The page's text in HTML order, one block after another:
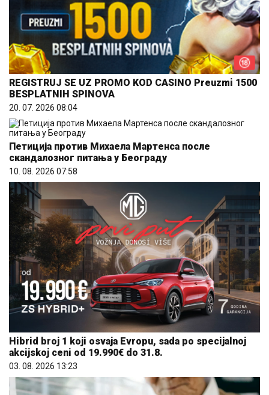
REGISTRUJ SE UZ PROMO KOD CASINO Preuzmi 1500
BESPLATNIH SPINOVA
20. 07. 2026 08:04
Петиција против Михаела Мартенса после
скандалозног питања у Београду
10. 08. 2026 07:58
Hibrid broj 1 koji osvaja Evropu, sada po specijalnoj
akcijskoj ceni od 19.990€ do 31.8.
03. 08. 2026 13:23